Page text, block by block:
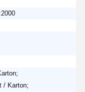
/ Karton;